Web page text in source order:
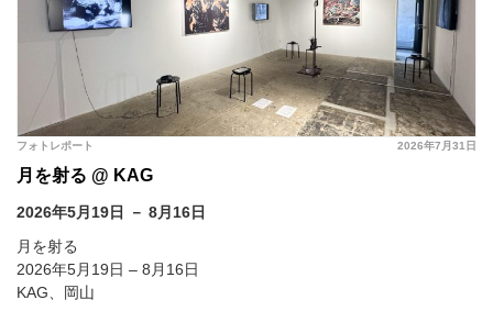
2026年7月31日
フォトレポート
月を射る @ KAG
2026年5月19日 － 8月16日
月を射る
2026年5月19日 – 8月16日
KAG、岡山